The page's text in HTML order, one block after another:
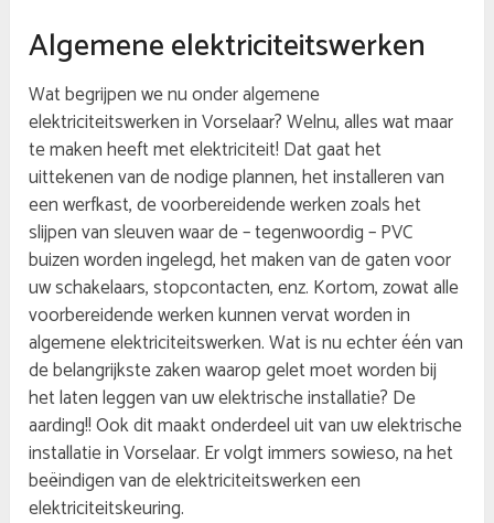
Algemene elektriciteitswerken
Wat begrijpen we nu onder algemene
elektriciteitswerken in Vorselaar? Welnu, alles wat maar
te maken heeft met elektriciteit! Dat gaat het
uittekenen van de nodige plannen, het installeren van
een werfkast, de voorbereidende werken zoals het
slijpen van sleuven waar de – tegenwoordig – PVC
buizen worden ingelegd, het maken van de gaten voor
uw schakelaars, stopcontacten, enz. Kortom, zowat alle
voorbereidende werken kunnen vervat worden in
algemene elektriciteitswerken. Wat is nu echter één van
de belangrijkste zaken waarop gelet moet worden bij
het laten leggen van uw elektrische installatie? De
aarding!! Ook dit maakt onderdeel uit van uw elektrische
installatie in Vorselaar. Er volgt immers sowieso, na het
beëindigen van de elektriciteitswerken een
elektriciteitskeuring.